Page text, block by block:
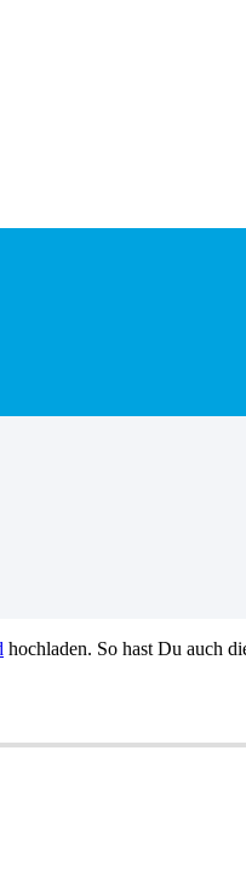
hochladen. So hast Du auch